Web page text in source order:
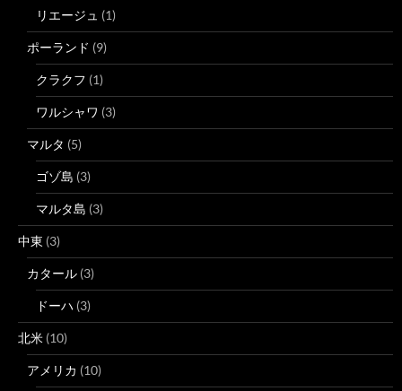
リエージュ (1)
ポーランド (9)
クラクフ (1)
ワルシャワ (3)
マルタ (5)
ゴゾ島 (3)
マルタ島 (3)
中東 (3)
カタール (3)
ドーハ (3)
北米 (10)
アメリカ (10)